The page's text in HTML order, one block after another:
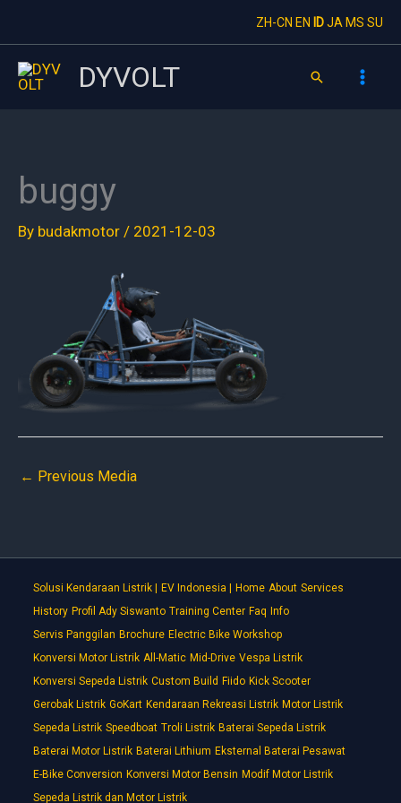
to
content
ZH-CN EN IDJA MS SU
DYVOLT Search
buggy
By budakmotor / 2021-12-03
← Previous Media
Solusi Kendaraan Listrik | EV Indonesia | Home About Services
History Profil Ady Siswanto Training Center Faq Info
Servis Panggilan Brochure Electric Bike Workshop
Konversi Motor Listrik All-Matic Mid-Drive Vespa Listrik
Konversi Sepeda Listrik Custom Build Fiido Kick Scooter
Gerobak Listrik GoKart Kendaraan Rekreasi Listrik Motor Listrik
Sepeda Listrik Speedboat Troli Listrik Baterai Sepeda Listrik
Baterai Motor Listrik Baterai Lithium Eksternal Baterai Pesawat
E-Bike Conversion Konversi Motor Bensin Modif Motor Listrik
Sepeda Listrik dan Motor Listrik